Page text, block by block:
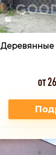
Деревянные
от